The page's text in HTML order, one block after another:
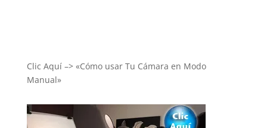
Clic Aquí –> «Cómo usar Tu Cámara en Modo
Manual»